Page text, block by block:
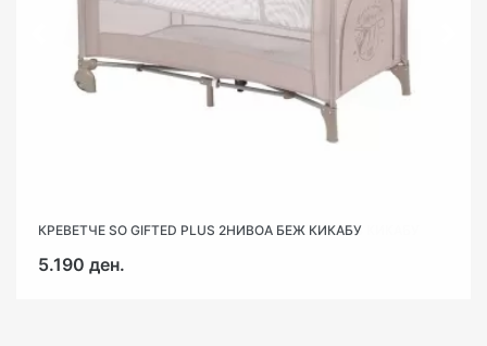
КРЕВЕТЧЕ SO GIFTED PLUS 2НИВОА БЕЖ КИКАБУ
5.190 ден.
ТРАНСПОРТЕН ДУШЕК 60/120/5 CONFETTI РОЗЕВ КИКАБУ
2.190 ден.